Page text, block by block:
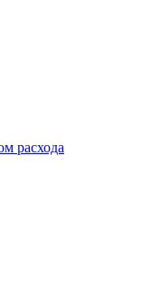
расхода